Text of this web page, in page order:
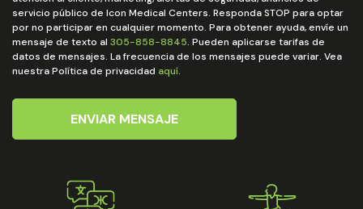
servicio público de Icon Medical Centers. Responda STOP para optar
por no participar en cualquier momento. Para obtener ayuda, envíe un
mensaje de texto al 305-858-8845. Pueden aplicarse tarifas de
datos de mensajes. La frecuencia de los mensajes puede variar. Vea
nuestra Política de privacidad aquí.
ENVIAR MENSAJE